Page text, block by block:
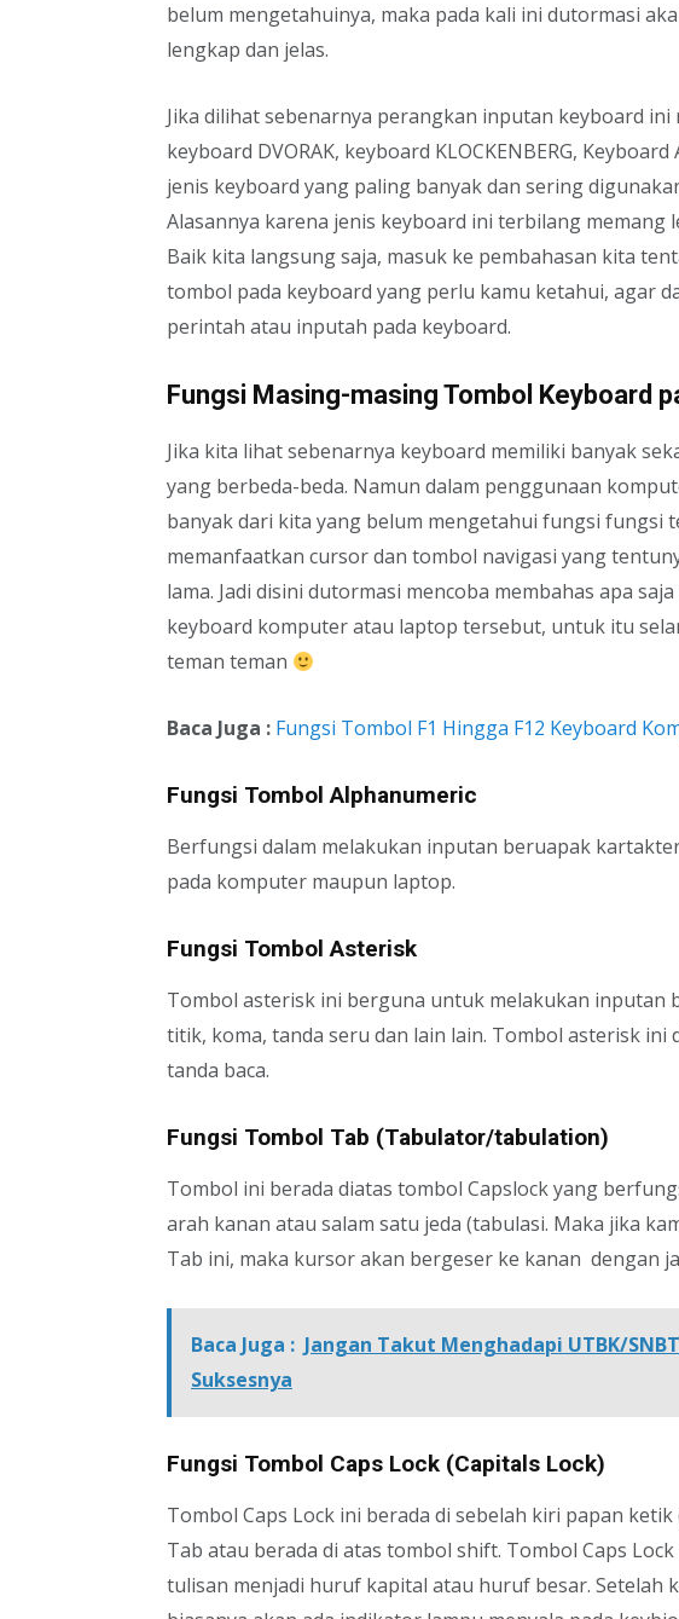
belum mengetahuinya, maka pada kali ini dutormasi
lengkap dan jelas.
Jika dilihat sebenarnya perangkan inputan keyboard
keyboard DVORAK, keyboard KLOCKENBERG,
jenis keyboard yang paling banyak dan sering
Alasannya karena jenis keyboard ini terbilang memang
Baik kita langsung saja, masuk ke pembahasan kita
tombol pada keyboard yang perlu kamu ketahui, agar
perintah atau inputah pada keyboard.
Fungsi Masing-masing Tombol Keyboard
Jika kita lihat sebenarnya keyboard memiliki banyak
yang berbeda-beda. Namun dalam penggunaan
banyak dari kita yang belum mengetahui fungsi fungsi
memanfaatkan cursor dan tombol navigasi yang
lama. Jadi disini dutormasi mencoba membahas apa
keyboard komputer atau laptop tersebut, untuk itu
teman teman
Baca Juga : Fungsi Tombol F1 Hingga F12 Keyboard
Fungsi Tombol Alphanumeric
Berfungsi dalam melakukan inputan beruapak
pada komputer maupun laptop.
Fungsi Tombol Asterisk
Tombol asterisk ini berguna untuk melakukan inputan
titik, koma, tanda seru dan lain lain. Tombol asterisk ini
tanda baca.
Fungsi Tombol Tab (Tabulator/tabulation)
Tombol ini berada diatas tombol Capslock yang
arah kanan atau salam satu jeda (tabulasi. Maka jika
Tab ini, maka kursor akan bergeser ke kanan dengan
Baca Juga : Jangan Takut Menghadapi UTBK/
Suksesnya
Fungsi Tombol Caps Lock (Capitals Lock)
Tombol Caps Lock ini berada di sebelah kiri papan
Tab atau berada di atas tombol shift. Tombol Caps
tulisan menjadi huruf kapital atau huruf besar. Setelah